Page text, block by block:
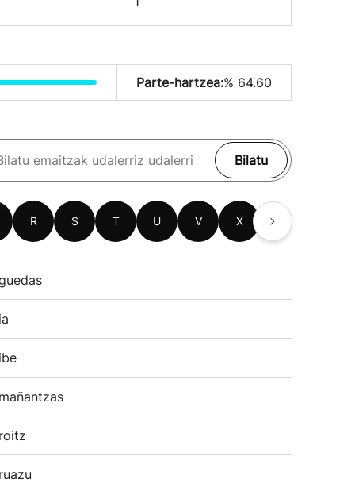
Parte-hartzea:% 64.60
Bilatu
R S T U V X